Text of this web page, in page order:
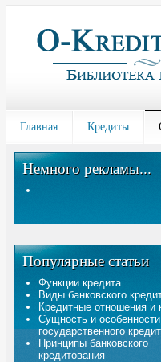
Главная Кредиты
Немного рекламы...
Популярные статьи
Функции кредита
Виды банковского
Кредитные отношения и
Сущность и особенности
государственного
Принципы банковского
кредитования